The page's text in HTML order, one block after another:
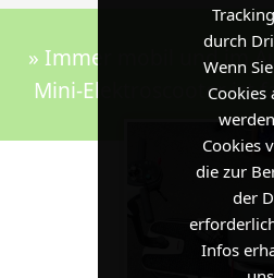
durch
Wenn
Cookies
Cookies
die zur
der
Infos
» Immer mobil und im
Mini-Elektroscooter ist